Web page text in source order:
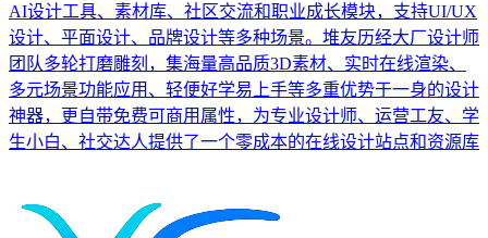
AI设计工具、素材库、社区交流和职业成长模块，支持UI/UX
设计、平面设计、品牌设计等多种场景。堆友历经大厂设计师
团队多轮打磨雕刻，集海量高品质3D素材、实时在线渲染、
多元场景功能应用、轻便好学易上手等多重优势于一身的设计
神器，更自带免费可商用属性，为专业设计师、运营工友、学
生小白、社交达人提供了一个零成本的在线设计站点和资源库